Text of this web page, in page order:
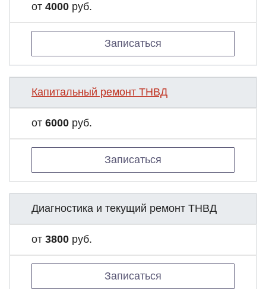
от 4000 руб.
Записаться
Капитальный ремонт ТНВД
от 6000 руб.
Записаться
Диагностика и текущий ремонт ТНВД
от 3800 руб.
Записаться